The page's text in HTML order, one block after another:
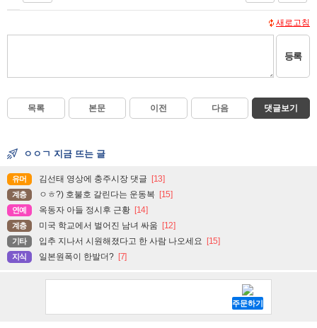
새로고침
등록
목록 본문 이전 다음 댓글보기
ㅇㅇㄱ 지금 뜨는 글
유머 김선태 영상에 충주시장 댓글 [13]
계층 ㅇㅎ?) 호불호 갈린다는 운동복 [15]
연예 옥동자 아들 정시후 근황 [14]
계층 미국 학교에서 벌어진 남녀 싸움 [12]
기타 입추 지나서 시원해졌다고 한 사람 나오세요 [15]
지식 일본원폭이 한발더? [7]